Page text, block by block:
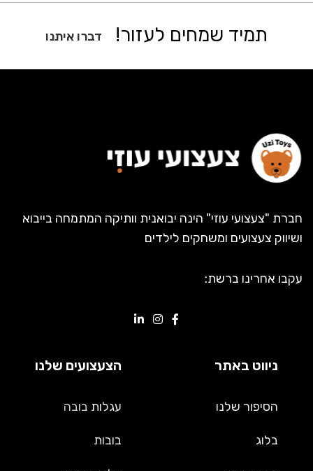
תמיד שמחים לעזור! דברו איתנו
חברת "צעצועי עוזי" הינה יבואנית וותיקה המתמחה בייבוא
ושיווק צעצועים ומשחקים לילדים
עקבו אחרינו ברשת:
ניווט באתר
הסיפור שלנו
בלוג
הצעצועים שלנו
עגלות בובה
בובות